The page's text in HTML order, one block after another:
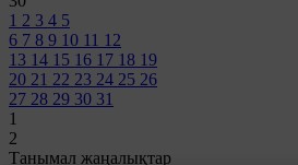
1 2 3 4 5
6 7 8 9 10 11 12
13 14 15 16 17 18 19
20 21 22 23 24 25 26
27 28 29 30 31
1
2
Танымал жаңалықтар